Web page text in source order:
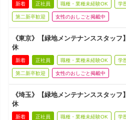
新着 正社員 職種・業種未経験OK 学
第二新卒歓迎 女性のおしごと掲載中
《東京》【緑地メンテナンススタッ
休
新着 正社員 職種・業種未経験OK 学
第二新卒歓迎 女性のおしごと掲載中
《埼玉》【緑地メンテナンススタッ
休
新着 正社員 職種・業種未経験OK 学